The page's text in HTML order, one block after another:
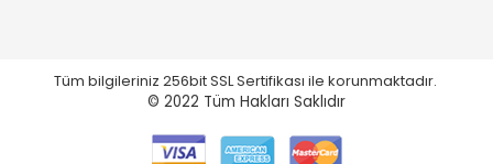
Tüm bilgileriniz 256bit SSL Sertifikası ile korunmaktadır.
© 2022 Tüm Hakları Saklıdır